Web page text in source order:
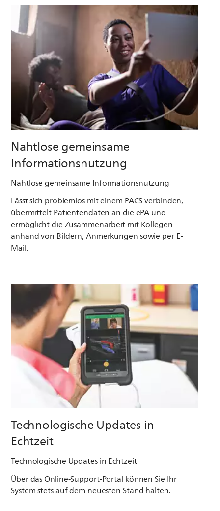
Nahtlose gemeinsame
Informationsnutzung
Nahtlose gemeinsame Informationsnutzung
Lässt sich problemlos mit einem PACS verbinden,
übermittelt Patientendaten an die ePA und
ermöglicht die Zusammenarbeit mit Kollegen
anhand von Bildern, Anmerkungen sowie per E-
Mail.
Technologische Updates in
Echtzeit
Technologische Updates in Echtzeit
Über das Online-Support-Portal können Sie Ihr
System stets auf dem neuesten Stand halten.